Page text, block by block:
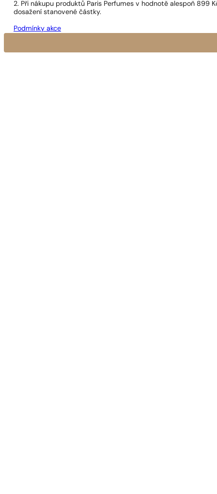
2. Při nákupu produktů Paris Perfumes v hodnotě alespoň
dosažení stanovené částky.
Podmínky akce